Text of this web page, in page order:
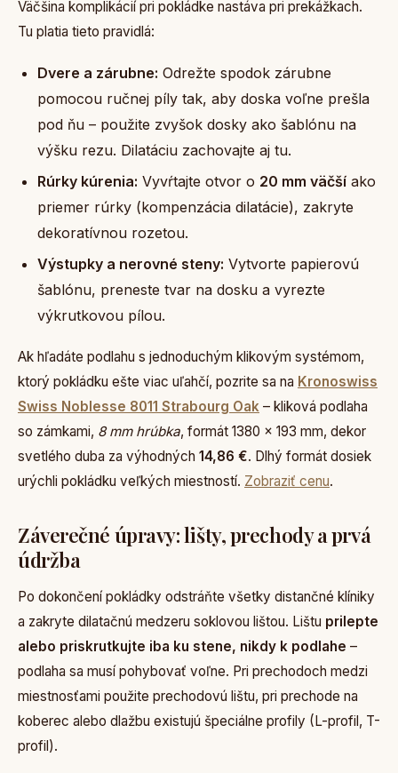
Väčšina komplikácií pri pokládke nastáva pri prekážkach.
Tu platia tieto pravidlá:
Dvere a zárubne: Odrežte spodok zárubne
pomocou ručnej píly tak, aby doska voľne prešla
pod ňu – použite zvyšok dosky ako šablónu na
výšku rezu. Dilatáciu zachovajte aj tu.
Rúrky kúrenia: Vyvŕtajte otvor o 20 mm väčší ako
priemer rúrky (kompenzácia dilatácie), zakryte
dekoratívnou rozetou.
Výstupky a nerovné steny: Vytvorte papierovú
šablónu, preneste tvar na dosku a vyrezte
výkrutkovou pílou.
Ak hľadáte podlahu s jednoduchým klikovým systémom,
ktorý pokládku ešte viac uľahčí, pozrite sa na Kronoswiss
Swiss Noblesse 8011 Strabourg Oak – kliková podlaha
so zámkami, 8 mm hrúbka, formát 1380 × 193 mm, dekor
svetlého duba za výhodných 14,86 €. Dlhý formát dosiek
urýchli pokládku veľkých miestností. Zobraziť cenu.
Záverečné úpravy: lišty, prechody a prvá
údržba
Po dokončení pokládky odstráňte všetky distančné klíniky
a zakryte dilatačnú medzeru soklovou lištou. Lištu prilepte
alebo priskrutkujte iba ku stene, nikdy k podlahe –
podlaha sa musí pohybovať voľne. Pri prechodoch medzi
miestnosťami použite prechodovú lištu, pri prechode na
koberec alebo dlažbu existujú špeciálne profily (L-profil, T-
profil).